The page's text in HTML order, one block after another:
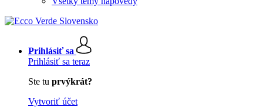
Prihlásiť sa
Prihlásiť sa teraz
Ste tu prvýkrát?
Vytvoriť účet